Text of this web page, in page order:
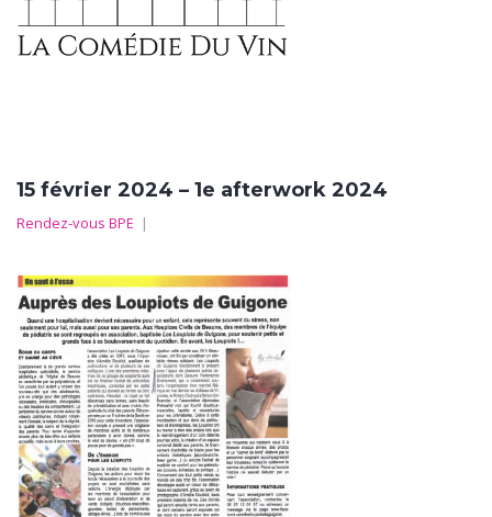
15 février 2024 – 1e afterwork 2024
Rendez-vous BPE |